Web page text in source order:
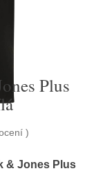
Plus
)
& Jones Plus